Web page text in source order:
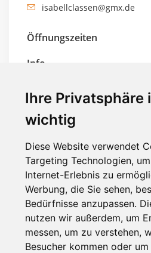
Ihre Privatsphäre
wichtig
Diese Website verwendet
Targeting Technologien,
Internet-Erlebnis zu
Werbung, die Sie sehen,
Bedürfnisse anzupassen.
nutzen wir außerdem, um
messen, um zu verstehen,
Besucher kommen oder
isabellclassen@gmx.de
Öffnungszeiten
Info
Profil verifiziert
Schmuck
ID: